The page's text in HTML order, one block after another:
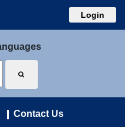
Login
Contact Us